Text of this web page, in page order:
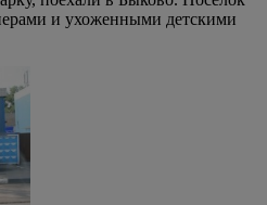
и ухоженными детскими